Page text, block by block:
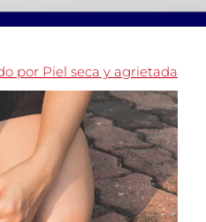
@eucerin_esp
más en nuestro
¡Síguenos!
por Piel seca y agrietada